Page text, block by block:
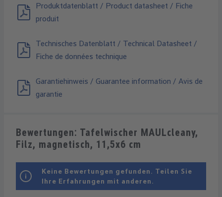
Produktdatenblatt / Product datasheet / Fiche
produit
Technisches Datenblatt / Technical Datasheet /
Fiche de données technique
Garantiehinweis / Guarantee information / Avis de
garantie
Bewertungen: Tafelwischer MAULcleany,
Filz, magnetisch, 11,5x6 cm
Keine Bewertungen gefunden. Teilen Sie
Ihre Erfahrungen mit anderen.